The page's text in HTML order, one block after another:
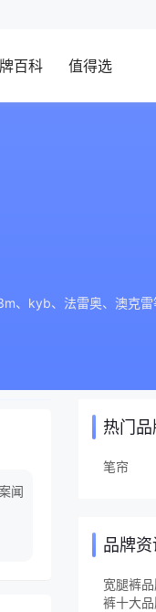
百科 值得选
、kyb、法雷奥、澳克
闻
热门
笔帘
品牌资
宽腿裤
裤十大品